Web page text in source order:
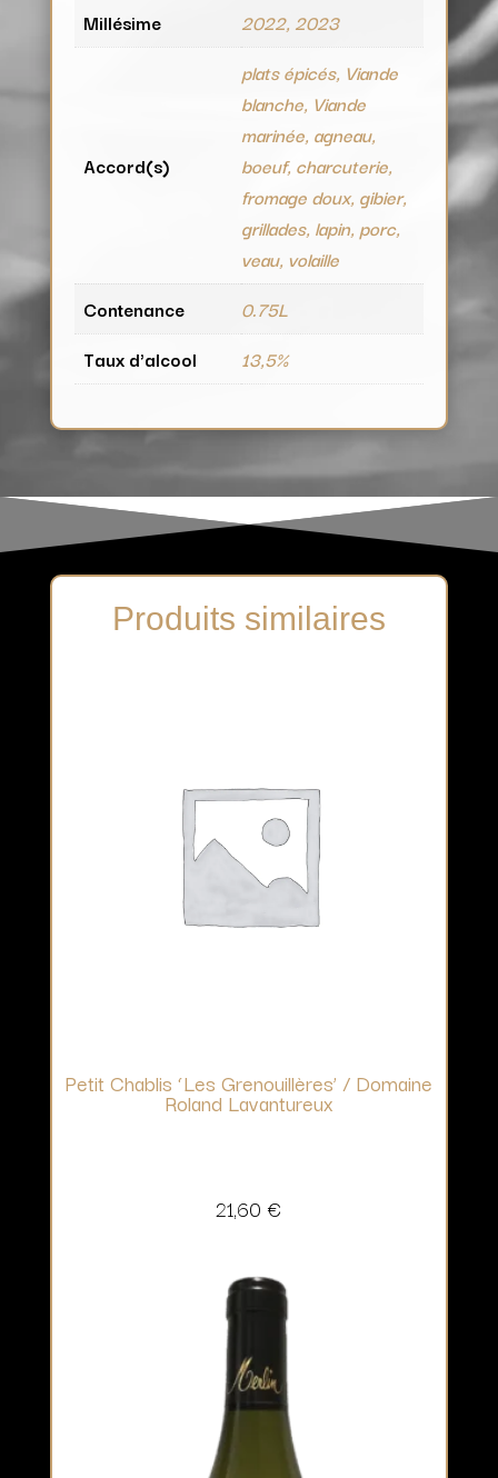
Millésime
2022, 2023
Accord(s)
plats épicés, Viande
blanche, Viande
marinée, agneau,
boeuf, charcuterie,
fromage doux, gibier,
grillades, lapin, porc,
veau, volaille
Contenance
0.75L
Taux d'alcool
13,5%
Produits similaires
Petit Chablis ‘Les Grenouillères’ / Domaine
Roland Lavantureux
21,60 €